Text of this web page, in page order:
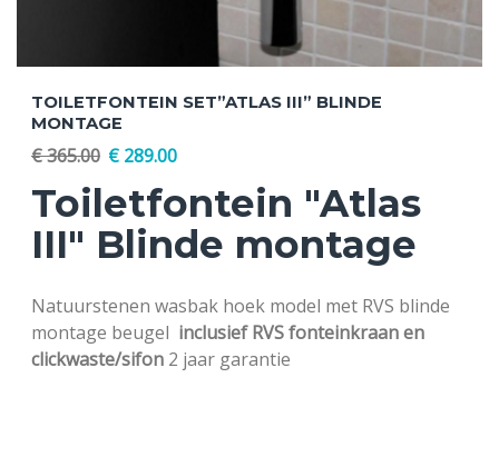
TOILETFONTEIN SET”ATLAS III” BLINDE
MONTAGE
€365.00 € 289.00
Toiletfontein "Atlas
III" Blinde montage
Natuurstenen wasbak hoek model met RVS blinde
montage beugel inclusief RVS fonteinkraan en
clickwaste/sifon 2 jaar garantie